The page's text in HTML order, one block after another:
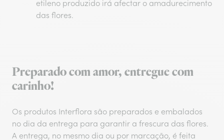
etileno produzido irá afectar o amadurecimento
das flores.
Preparado com amor, entregue com
carinho!
Os produtos Interflora são preparados e embalados
no dia da entrega para garantir a frescura das flores.
A entrega, no mesmo dia ou por marcação, é feita